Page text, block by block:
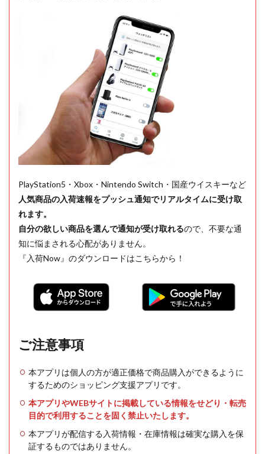
PlayStation5・Xbox・Nintendo Switch・国産ウイスキーなど
人気商品の入荷速報をプッシュ通知でリアルタイムに受け取
れます。
自分の欲しい商品を選んで通知が受け取れるので、不要な通
知に悩まされる心配がありません。
『入荷Now』のダウンロードはこちらから！
ご注意事項
本アプリは個人の方が適正価格で商品購入ができるように
するためのショッピング支援アプリです。
本アプリやWEBサイトに掲載している情報をせどり・転売
目的で利用することを固く禁止いたします。
本アプリが配信する入荷情報・在庫情報は確実な購入を保
証するものではありません。